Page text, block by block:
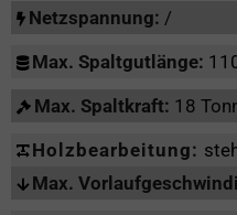
Netzspannung: /
Max. Spaltgutlänge:
Max. Spaltkraft: 18
Holzbearbeitung:
Max.